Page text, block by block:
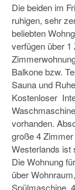
Die beiden im
ruhigen, sehr
beliebten
verfügen über
Balkone bzw.
Sauna und
Kostenloser
vorhanden.
große 4
Westerlands ist
Die Wohnung
über
Spülmaschine,